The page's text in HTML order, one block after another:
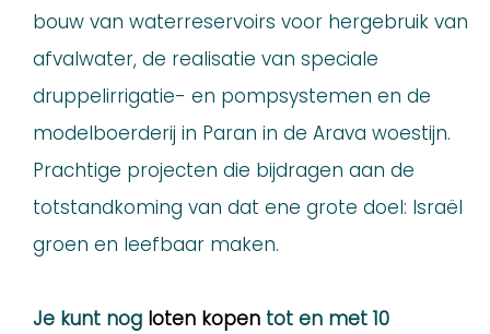
bouw van waterreservoirs voor hergebruik van
afvalwater, de realisatie van speciale
druppelirrigatie- en pompsystemen en de
modelboerderij in Paran in de Arava woestijn.
Prachtige projecten die bijdragen aan de
totstandkoming van dat ene grote doel: Israël
groen en leefbaar maken.
Je kunt nog loten kopen tot en met 10